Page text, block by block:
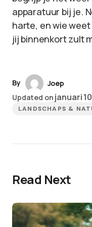
apparatuur bij je.
harte, en wie
jij binnenkort zult
By
Joep
Updated on januari
LANDSCHAPS &
Read Next